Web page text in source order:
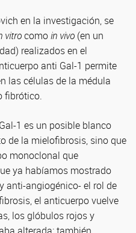
en la investigación, se
vitrocomoin vivo (en un
realizados en el
anti Gal-1 permite
las células de la médula
fibrótico.
1 es un posible blanco
de la mielofibrosis, sino que
monoclonal que
ya habíamos mostrado
anti-angiogénico- el rol de
el anticuerpo vuelve
los glóbulos rojos y